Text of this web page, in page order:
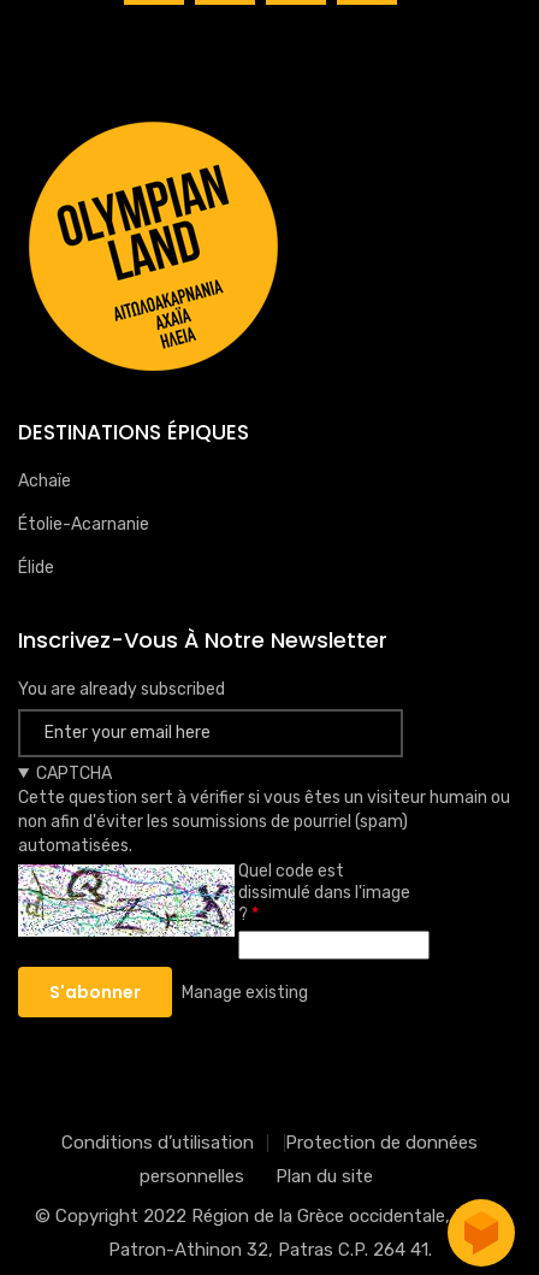
DESTINATIONS ÉPIQUES
Achaïe
Étolie-Acarnanie
Élide
Inscrivez-Vous À Notre Newsletter
You are already subscribed
CAPTCHA
Cette question sert à vérifier si vous êtes un visiteur humain ou
non afin d'éviter les soumissions de pourriel (spam)
automatisées.
Quel code est
dissimulé dans l'image
?
Manage existing
Conditions d’utilisation
Protection de données
personnelles
Plan du site
© Copyright 2022 Région de la Grèce occidentale, Ν.Ε.Ο.
Patron-Athinon 32, Patras C.P. 264 41.